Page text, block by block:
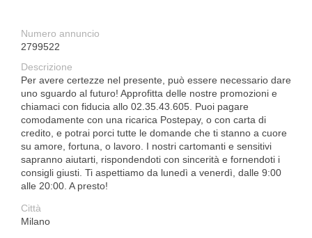
Numero annuncio
2799522
Descrizione
Per avere certezze nel presente, può essere necessario dare
uno sguardo al futuro! Approfitta delle nostre promozioni e
chiamaci con fiducia allo 02.35.43.605. Puoi pagare
comodamente con una ricarica Postepay, o con carta di
credito, e potrai porci tutte le domande che ti stanno a cuore
su amore, fortuna, o lavoro. I nostri cartomanti e sensitivi
sapranno aiutarti, rispondendoti con sincerità e fornendoti i
consigli giusti. Ti aspettiamo da lunedì a venerdì, dalle 9:00
alle 20:00. A presto!
Città
Milano